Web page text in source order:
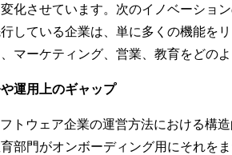
化させています。次のイノベーショ
している企業は、単に多くの機能を
マーケティング、営業、教育をどの
運用上のギャップ
トウェア企業の運営方法における構
部門がオンボーディング用にそれを